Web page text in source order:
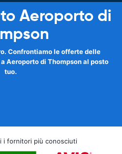
Aeroporto di
Confrontiamo le offerte delle
Aeroporto di Thompson al posto
tuo.
i fornitori più conosciuti